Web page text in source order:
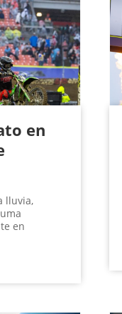
en
lluvia,
en